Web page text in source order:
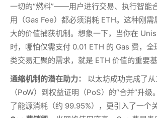
一切的“燃料”——用户进行交易、执行智能
用（Gas Fee）都必须消耗 ETH。这种刚需
大的价值捕获机制。想象一下，当你在
时，哪怕仅需支付 0.01 ETH 的 Gas 费，
类交易汇聚的需求，就是 ETH 价值的重要基
通缩机制的潜在助力：
以太坊成功完成了
（PoW）到权益证明（PoS）的“合并”升
了能源消耗（约 99.95%），更引入了一个